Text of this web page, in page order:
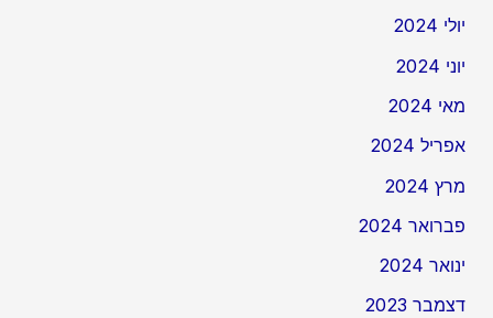
יולי 2024
יוני 2024
מאי 2024
אפריל 2024
מרץ 2024
פברואר 2024
ינואר 2024
דצמבר 2023